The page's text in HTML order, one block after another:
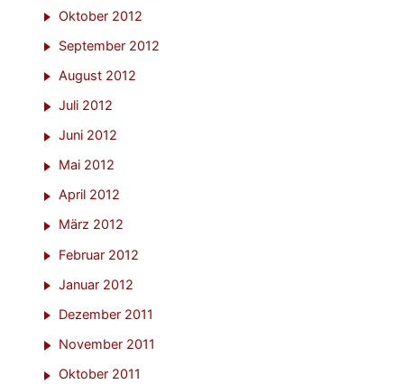
Oktober 2012
September 2012
August 2012
Juli 2012
Juni 2012
Mai 2012
April 2012
März 2012
Februar 2012
Januar 2012
Dezember 2011
November 2011
Oktober 2011